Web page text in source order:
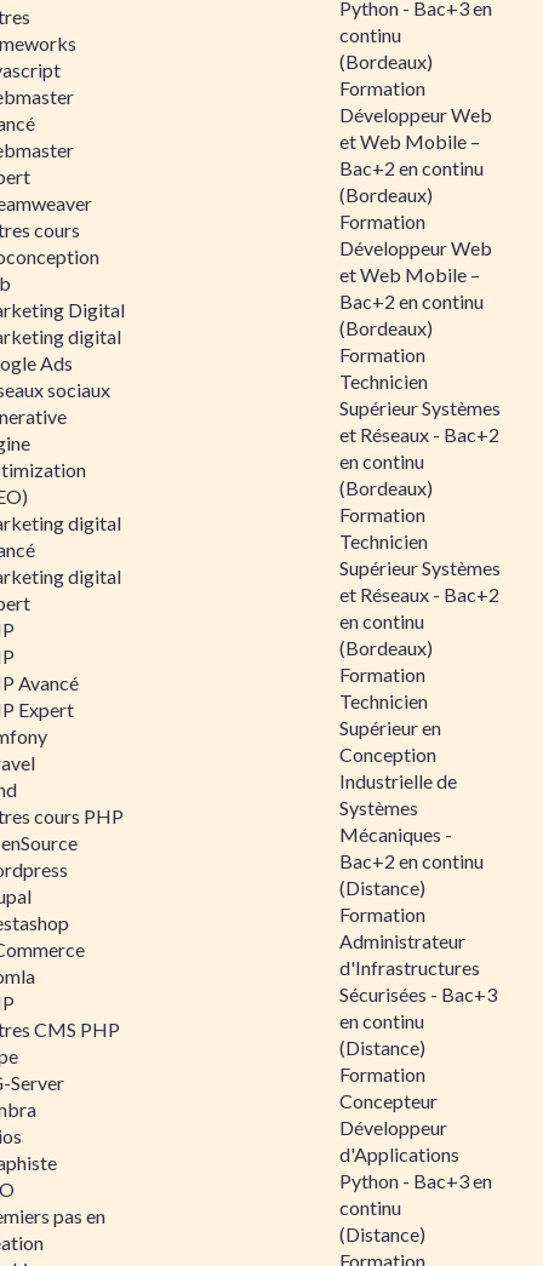
cours
Digital
digital
Ads
sociaux
digital
digital
Avancé
Expert
cours PHP
CMS PHP
Server
pas en
Python - Bac+3 en
continu
(Bordeaux)
Formation
Développeur Web
et Web Mobile –
Bac+2 en continu
(Bordeaux)
Formation
Développeur Web
et Web Mobile –
Bac+2 en continu
(Bordeaux)
Formation
Technicien
Supérieur Systèmes
et Réseaux - Bac+2
en continu
(Bordeaux)
Formation
Technicien
Supérieur Systèmes
et Réseaux - Bac+2
en continu
(Bordeaux)
Formation
Technicien
Supérieur en
Conception
Industrielle de
Systèmes
Mécaniques -
Bac+2 en continu
(Distance)
Formation
Administrateur
d'Infrastructures
Sécurisées - Bac+3
en continu
(Distance)
Formation
Concepteur
Développeur
d'Applications
Python - Bac+3 en
continu
(Distance)
Formation